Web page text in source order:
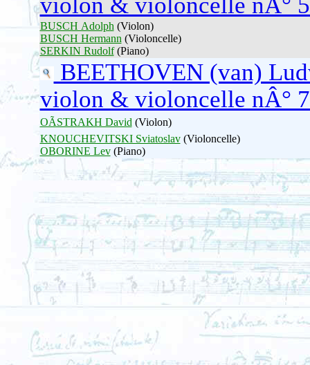
BUSCH Adolph(Violon)
BUSCH Hermann(Violoncelle)
SERKIN Rudolf(Piano)
BEETHOVEN (van)
violon & violoncelle nÂ°
OÃSTRAKH David(Violon)
KNOUCHEVITSKI Sviatoslav(Violoncelle)
OBORINE Lev(Piano)